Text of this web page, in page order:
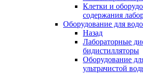
Клетки и
содержания
Оборудование для
Назад
Лабораторные
бидистилляторы
Оборудование
ультрачистой